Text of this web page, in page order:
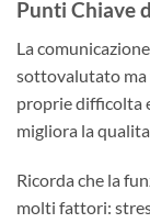
Punti Chiave
La
sottovalutato ma
proprie difficolta
migliora la
Ricorda che la
molti fattori: